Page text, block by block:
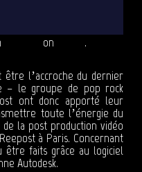
on .
l’accroche du dernier
– le groupe de pop rock
ont donc apporté leur
toute l’énergie du
la post production vidéo
à Paris. Concernant
être faits grâce au logiciel
Autodesk.